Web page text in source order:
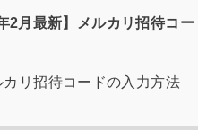
2月最新】メルカリ招待コ
カリ招待コードの入力方法